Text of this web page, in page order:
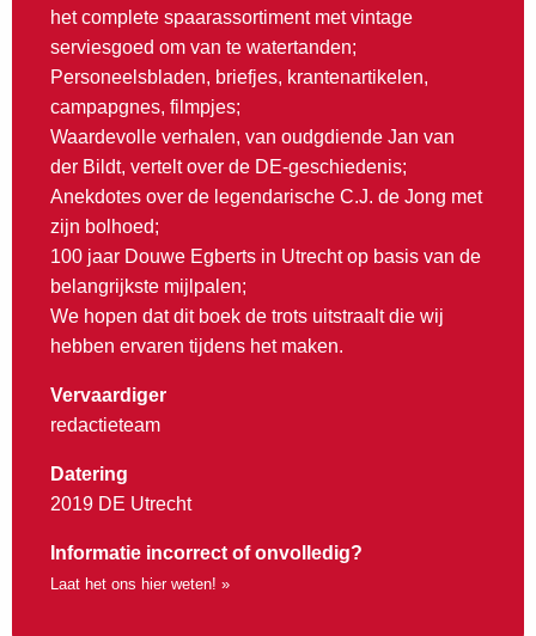
het complete spaarassortiment met vintage
serviesgoed om van te watertanden;
Personeelsbladen, briefjes, krantenartikelen,
campapgnes, filmpjes;
Waardevolle verhalen, van oudgdiende Jan van
der Bildt, vertelt over de DE-geschiedenis;
Anekdotes over de legendarische C.J. de Jong met
zijn bolhoed;
100 jaar Douwe Egberts in Utrecht op basis van de
belangrijkste mijlpalen;
We hopen dat dit boek de trots uitstraalt die wij
hebben ervaren tijdens het maken.
Vervaardiger
redactieteam
Datering
2019 DE Utrecht
Informatie incorrect of onvolledig?
Laat het ons hier weten! »